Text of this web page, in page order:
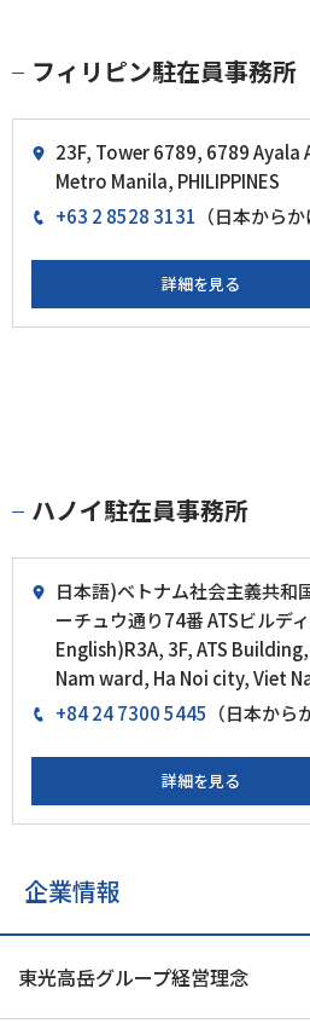
フィリピン駐在員事務所
23F, Tower 6789, 6789 Ayala
Metro Manila, PHILIPPINES
+63 2 8528 3131 （日本からか
詳細を見る
ハノイ駐在員事務所
日本語)ベトナム社会主義共和
ーチュウ通り74番 ATSビルデ
English)R3A, 3F, ATS
Nam ward, Ha Noi city, Viet
+84 24 7300 5445 （日本から
詳細を見る
企業情報
東光高岳グループ経営理念